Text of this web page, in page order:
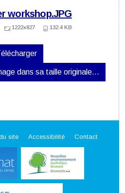
workshop.JPG
1222x827 132.4 KB
dans sa taille originale…
site Accessibilité Contact